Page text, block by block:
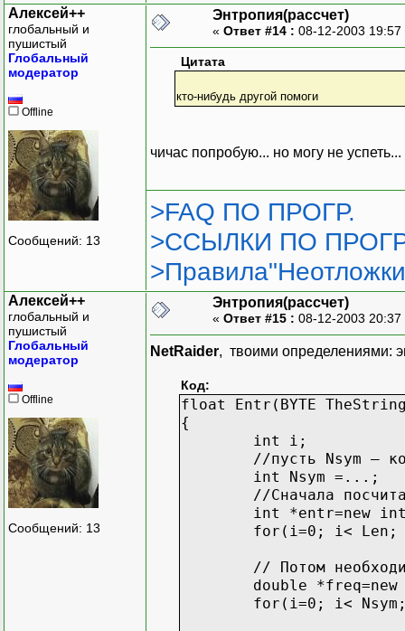
Алексей++
глобальный и
пушистый
Глобальный
модератор
Offline
Сообщений: 13
Энтропия(рассчет)
« Ответ #14 : 08-12-2003
Цитата
кто-нибудь другой помоги
чичас попробую... но могу не успеть...
>FAQ ПО ПРОГР.
>ССЫЛКИ ПО
Алексей++
глобальный и
пушистый
Глобальный
модератор
Offline
Сообщений: 13
Энтропия(рассчет)
« Ответ #15 : 08-12-2003
NetRaider, твоими определениями:
Код:
float Entr(BYTE
{
int i;
//пусть Nsym –
int Nsym =...;
//Сначала
int *entr=new
for(i=0; i< Len;
// Потом
double
for(i=0; i<